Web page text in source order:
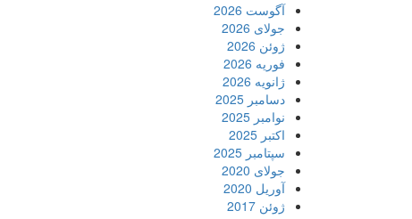
آگوست 2026
جولای 2026
ژوئن 2026
فوریه 2026
ژانویه 2026
دسامبر 2025
نوامبر 2025
اکتبر 2025
سپتامبر 2025
جولای 2020
آوریل 2020
ژوئن 2017